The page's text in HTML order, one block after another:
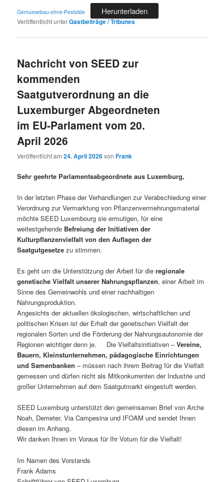
Gemuesebau-ohne-Pestizide Herunterladen
Veröffentlicht unterGastbeiträge / Tribunes
Nachricht von SEED zur
kommenden
Saatgutverordnung an die
Luxemburger Abgeordneten
im EU-Parlament vom 20.
April 2026
Veröffentlicht am24. April 2026vonFrank
Sehr geehrte Parlamentsabgeordnete aus Luxemburg,
In der letzten Phase der Verhandlungen zur Verabschiedung einer
Verordnung zur Vermarktung von Pflanzenvermehrungsmaterial
möchte SEED Luxembourg sie ermutigen, für eine
weitestgehende Befreiung der Initiativen der
Kulturpflanzenvielfalt von den Auflagen der
Saatgutgesetze zu stimmen.
Es geht um die Unterstützung der Arbeit für dieregionale
genetische Vielfalt unserer Nahrungspflanzen, einer Arbeit im
Sinne des Gemeinwohls und einer nachhaltigen
Nahrungsproduktion.
Angesichts der aktuellen ökologischen, wirtschaftlichen und
politischen Krisen ist der Erhalt der genetischen Vielfalt der
regionalen Sorten und die Förderung der Nahrungsautonomie der
Regionen wichtiger denn je. Die Vielfaltsinitiativen –Vereine,
Bauern, Kleinstunternehmen, pädagogische Einrichtungen
und Samenbanken – müssen nach ihrem Beitrag für die Vielfalt
gemessen und dürfen nicht als Mitkonkurrenten der Industrie und
großer Unternehmen auf dem Saatgutmarkt eingestuft werden.
SEED Luxemburg unterstützt den gemeinsamen Brief von Arche
Noah, Demeter, Via Campesina und IFOAM und sendet Ihnen
diesen im Anhang.
Wir danken Ihnen im Voraus für Ihr Votum für die Vielfalt!
Im Namen des Vorstands
Frank Adams